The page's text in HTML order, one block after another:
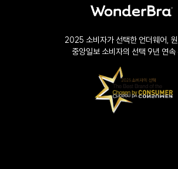
2025 소비자가 선택한 언더웨어,
중앙일보 소비자의 선택 9년 연속